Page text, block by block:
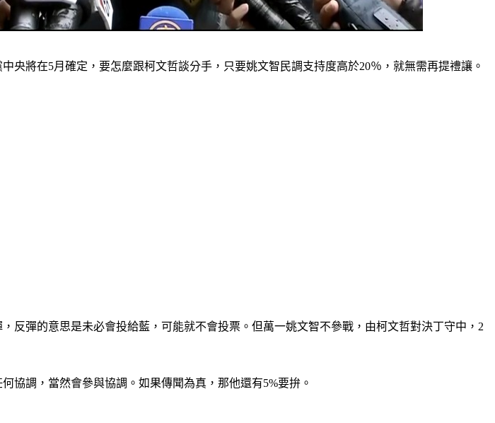
將在5月確定，要怎麼跟柯文哲談分手，只要姚文智民調支持度高於20％，就無需再提禮讓。
反彈的意思是未必會投給藍，可能就不會投票。但萬一姚文智不參戰，由柯文哲對決丁守中，2
協調，當然會參與協調。如果傳聞為真，那他還有5%要拚。